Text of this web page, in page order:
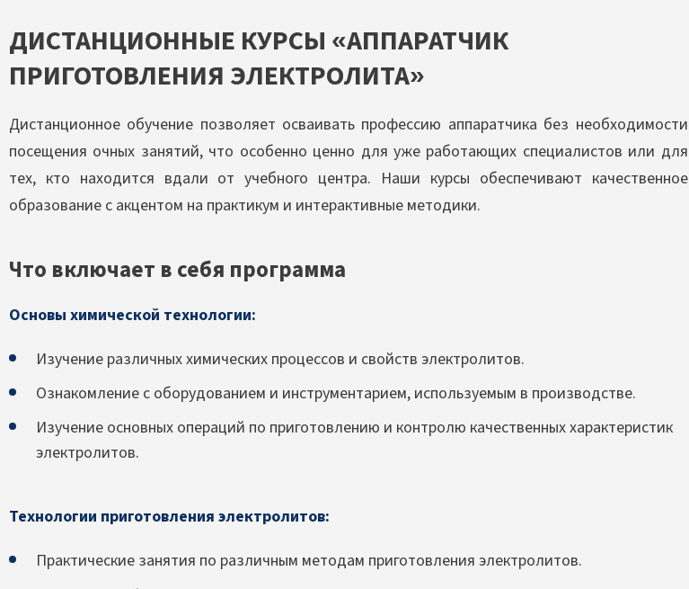
ДИСТАНЦИОННЫЕ КУРСЫ «АППАРАТЧИК
ПРИГОТОВЛЕНИЯ ЭЛЕКТРОЛИТА»
Дистанционное обучение позволяет осваивать профессию аппаратчика без необходимости
посещения очных занятий, что особенно ценно для уже работающих специалистов или для
тех, кто находится вдали от учебного центра. Наши курсы обеспечивают качественное
образование с акцентом на практикум и интерактивные методики.
Что включает в себя программа
Основы химической технологии:
Изучение различных химических процессов и свойств электролитов.
Ознакомление с оборудованием и инструментарием, используемым в производстве.
Изучение основных операций по приготовлению и контролю качественных характеристик
электролитов.
Технологии приготовления электролитов:
Практические занятия по различным методам приготовления электролитов.